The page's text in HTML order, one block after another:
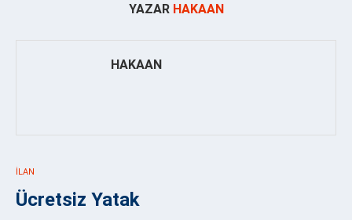
YAZAR HAKAAN
HAKAAN
İLAN
Ücretsiz Yatak